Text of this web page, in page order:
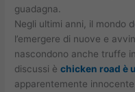
guadagna.
Negli ultimi anni, il mondo
l’emergere di nuove e
nascondono anche truffe
discussi èchicken road è
apparentemente